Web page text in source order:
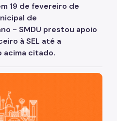
19 de fevereiro de
de
- SMDU prestou apoio
à SEL até a
acima citado.
resiliente e sustentável